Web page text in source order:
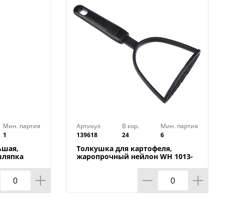
Мин. партия
1
Артикул
139618
В кор.
24
Мин. партия
6
Толкушка для картофеля,
жаропрочный нейлон WH 1013-